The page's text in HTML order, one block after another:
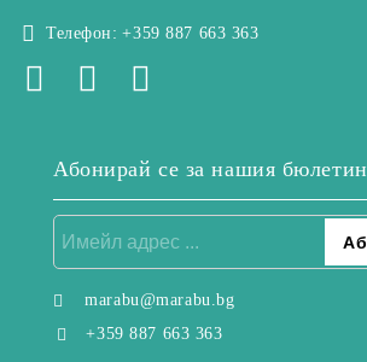
Телефон: +359 887 663 363
Абонирай се за нашия бюлетин
marabu@marabu.bg
+359 887 663 363